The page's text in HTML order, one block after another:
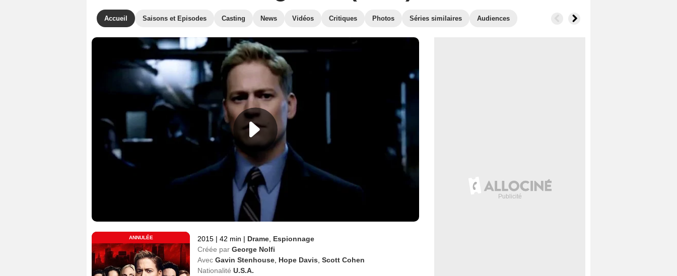
Accueil Saisons et Episodes Casting News Vidéos Critiques Photos Séries similaires Audiences
ANNULÉE 2015 | 42 min | Drame Espionnage
Créée par George Nolfi
Avec Gavin Stenhouse Hope Davis Scott Cohen
Nationalité U.S.A.